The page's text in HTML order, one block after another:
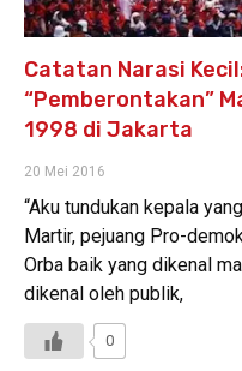
Catatan Narasi
“Pemberontakan”
1998 di Jakarta
20 Mei 2016
“Aku tundukan kepala
Martir, pejuang Pro-
Orba baik yang dikenal
dikenal oleh publik,
0